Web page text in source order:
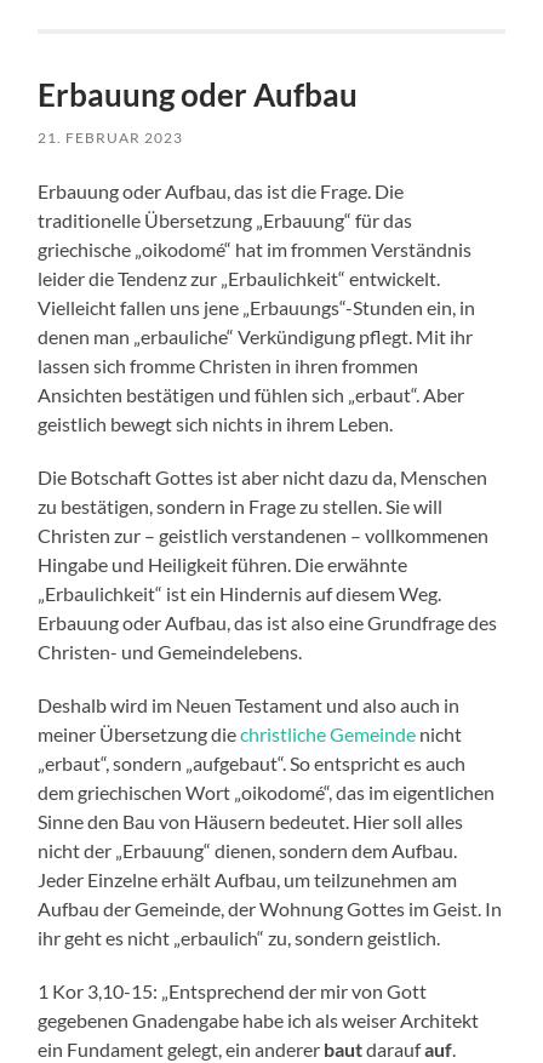
Erbauung oder Aufbau
21. FEBRUAR 2023
Erbauung oder Aufbau, das ist die Frage. Die
traditionelle Übersetzung „Erbauung“ für das
griechische „oikodomé“ hat im frommen Verständnis
leider die Tendenz zur „Erbaulichkeit“ entwickelt.
Vielleicht fallen uns jene „Erbauungs“-Stunden ein, in
denen man „erbauliche“ Verkündigung pflegt. Mit ihr
lassen sich fromme Christen in ihren frommen
Ansichten bestätigen und fühlen sich „erbaut“. Aber
geistlich bewegt sich nichts in ihrem Leben.
Die Botschaft Gottes ist aber nicht dazu da, Menschen
zu bestätigen, sondern in Frage zu stellen. Sie will
Christen zur – geistlich verstandenen – vollkommenen
Hingabe und Heiligkeit führen. Die erwähnte
„Erbaulichkeit“ ist ein Hindernis auf diesem Weg.
Erbauung oder Aufbau, das ist also eine Grundfrage des
Christen- und Gemeindelebens.
Deshalb wird im Neuen Testament und also auch in
meiner Übersetzung diechristliche Gemeinde nicht
„erbaut“, sondern „aufgebaut“. So entspricht es auch
dem griechischen Wort „oikodomé“, das im eigentlichen
Sinne den Bau von Häusern bedeutet. Hier soll alles
nicht der „Erbauung“ dienen, sondern dem Aufbau.
Jeder Einzelne erhält Aufbau, um teilzunehmen am
Aufbau der Gemeinde, der Wohnung Gottes im Geist. In
ihr geht es nicht „erbaulich“ zu, sondern geistlich.
1 Kor 3,10-15: „Entsprechend der mir von Gott
gegebenen Gnadengabe habe ich als weiser Architekt
ein Fundament gelegt, ein anderer bautdaraufauf.